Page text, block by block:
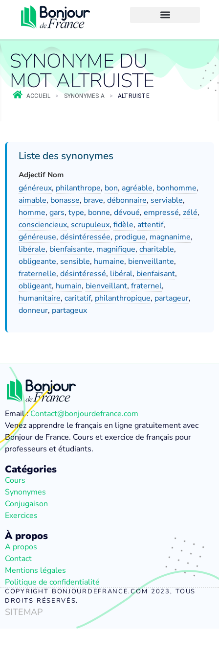
SYNONYME DU
MOT ALTRUISTE
ACCUEIL > SYNONYMES A > ALTRUISTE
Liste des synonymes
Adjectif Nom
généreux, philanthrope, bon, agréable, bonhomme,
aimable, bonasse, brave, débonnaire, serviable,
homme, gars, type, bonne, dévoué, empressé, zélé,
consciencieux, scrupuleux, fidèle, attentif,
généreuse, désintéressée, prodigue, magnanime,
libérale, bienfaisante, magnifique, charitable,
obligeante, sensible, humaine, bienveillante,
fraternelle, désintéressé, libéral, bienfaisant,
obligeant, humain, bienveillant, fraternel,
humanitaire, caritatif, philanthropique, partageur,
donneur, partageux
Email :Contact@bonjourdefrance.com
Venez apprendre le français en ligne gratuitement avec
Bonjour de France. Cours et exercice de français pour
professeurs et étudiants.
Catégories
Cours
Synonymes
Conjugaison
Exercices
À propos
A propos
Contact
Mentions légales
Politique de confidentialité
COPYRIGHT BONJOURDEFRANCE.COM 2023, TOUS
DROITS RÉSERVÉS.
SITEMAP